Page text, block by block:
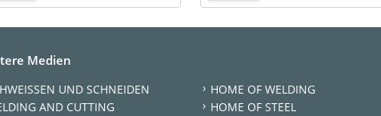
Medien
UND SCHNEIDEN
AND CUTTING
HOME OF WELDING
HOME OF STEEL